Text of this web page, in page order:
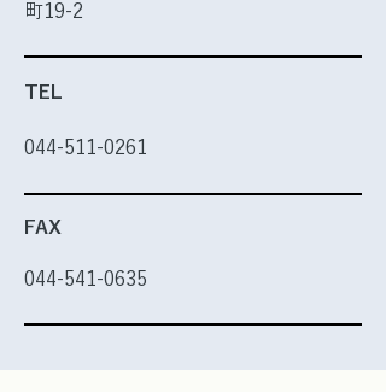
町19-2
TEL
044-511-0261
FAX
044-541-0635